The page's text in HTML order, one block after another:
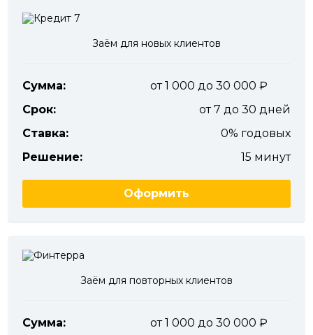
Заём для новых клиентов
Сумма:
от 1 000 до 30 000
Срок:
от 7 до 30 дней
Ставка:
0% годовых
Решение:
15 минут
Оформить
Заём для повторных клиентов
Сумма:
от 1 000 до 30 000